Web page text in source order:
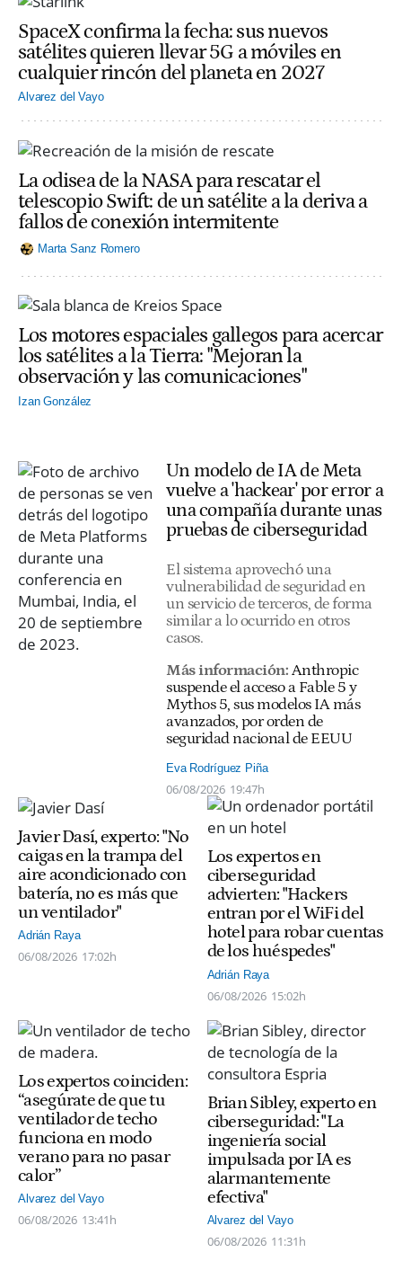
SpaceX confirma la fecha: sus nuevos
satélites quieren llevar 5G a móviles en
cualquier rincón del planeta en 2027
Alvarez del Vayo
La odisea de la NASA para rescatar el
telescopio Swift: de un satélite a la deriva a
fallos de conexión intermitente
Marta Sanz Romero
Los motores espaciales gallegos para acercar
los satélites a la Tierra: "Mejoran la
observación y las comunicaciones"
Izan González
Un modelo de IA de Meta
vuelve a 'hackear' por error a
una compañía durante unas
pruebas de ciberseguridad
El sistema aprovechó una
vulnerabilidad de seguridad en
un servicio de terceros, de forma
similar a lo ocurrido en otros
casos.
Más información: Anthropic
suspende el acceso a Fable 5 y
Mythos 5, sus modelos IA más
avanzados, por orden de
seguridad nacional de EEUU
Eva Rodríguez Piña
06/08/2026 19:47h
Javier Dasí, experto: "No
caigas en la trampa del
aire acondicionado con
batería, no es más que
un ventilador"
Adrián Raya
06/08/2026 17:02h
Los expertos en
ciberseguridad
advierten: "Hackers
entran por el WiFi del
hotel para robar cuentas
de los huéspedes"
Adrián Raya
06/08/2026 15:02h
Los expertos coinciden:
“asegúrate de que tu
ventilador de techo
funciona en modo
verano para no pasar
calor”
Alvarez del Vayo
06/08/2026 13:41h
Brian Sibley, experto en
ciberseguridad: "La
ingeniería social
impulsada por IA es
alarmantemente
efectiva"
Alvarez del Vayo
06/08/2026 11:31h